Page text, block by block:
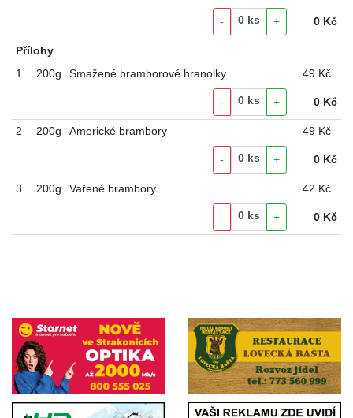
- 0 ks + 0 Kč
Přílohy
1
200g Smažené bramborové hranolky 49 Kč
- 0 ks + 0 Kč
2 200g Americké brambory 49 Kč
- 0 ks + 0 Kč
3 200g Vařené brambory 42 Kč
- 0 ks + 0 Kč